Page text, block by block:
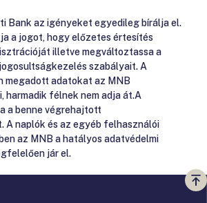
Bank az igényeket egyedileg bírálja el.
a jogot, hogy előzetes értesítés
illetve megváltoztassa a
szabályait. A
megadott adatokat az MNB
harmadik félnek nem adja át.A
a benne végrehajtott
A naplók és az egyéb felhasználói
az MNB a hatályos adatvédelmi
jár el.
a